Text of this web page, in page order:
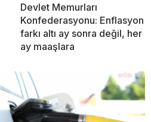
Devlet Memurları
Konfederasyonu: Enflasyon
farkı altı ay sonra değil, her
ay maaşlara